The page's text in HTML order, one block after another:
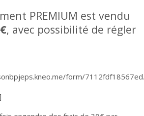
PREMIUM est vendu
, avec possibilité de régler
form/